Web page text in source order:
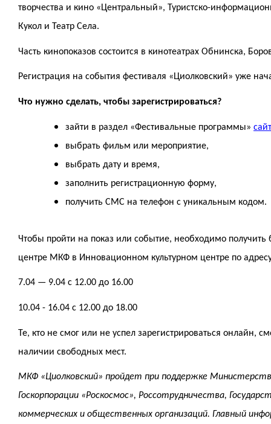
творчества и кино «Центральный», Туристско-
Кукол и Театр Села.
Часть кинопоказов состоится в кинотеатрах Обнинска,
Регистрация на события фестиваля «Циолковский» уже
Что нужно сделать, чтобы зарегистрироваться?
зайти в раздел «Фестивальные программы»
выбрать фильм или мероприятие,
выбрать дату и время,
заполнить регистрационную форму,
получить СМС на телефон с уникальным кодом.
Чтобы пройти на показ или событие, необходимо
центре МКФ в Инновационном культурном центре по
7.04 — 9.04 с 12.00 до 16.00
10.04 - 16.04 с 12.00 до 18.00
Те, кто не смог или не успел зарегистрироваться онлайн,
наличии свободных мест.
МКФ «Циолковский» пройдет при поддержке
Госкорпорации «Роскосмос», Россотрудничества,
коммерческих и общественных организаций. Главный